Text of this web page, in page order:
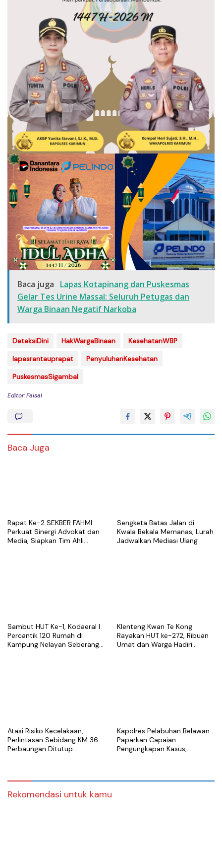
Baca juga
Lapas Kotapinang dan Puskesmas
Gelar Tes Urine Massal: Seluruh Petugas dan
Warga Binaan Negatif Narkoba
DeteksiDini HakWargaBinaan
KesehatanWBP
lapasrantauprapat
PenyuluhanKesehatan
PuskesmasSigambal
Editor: Faisal
Baca Juga
Rapat Ke-2 SEKBER FAHMI
Perkuat Sinergi Advokat dan
Media, Siapkan Tim Ahli
Sengketa Batas Jalan di
Kwala Bekala Memanas, Lurah
Jadwalkan Mediasi Ulang
Sambut HUT Ke-1, Kodaeral I
Percantik 120 Rumah di
Kampung Nelayan Seberang
Klenteng Kwan Te Kong
Rayakan HUT ke-272, Ribuan
Umat dan Warga Hadiri
Atasi Risiko Kecelakaan,
Perlintasan Sebidang KM 36
Perbaungan Ditutup
Kapolres Pelabuhan Belawan
Paparkan Capaian
Pengungkapan Kasus,
Rekomendasi untuk kamu